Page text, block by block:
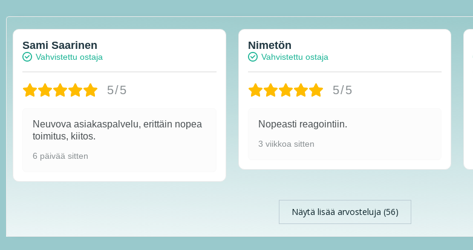
Sami Saarinen
Vahvistettu ostaja
5/5
Neuvova asiakaspalvelu, erittäin nopea
toimitus, kiitos.
6 päivää sitten
Nimetön
Vahvistettu ostaja
5/5
Nopeasti reagointiin.
3 viikkoa sitten
Näytä lisää arvosteluja (56)